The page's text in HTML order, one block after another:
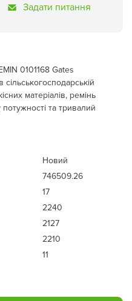
Задати питання
0101168 Gates
матеріалів, ремінь
та тривалий
Новий
746509.26
17
2240
2127
2210
11